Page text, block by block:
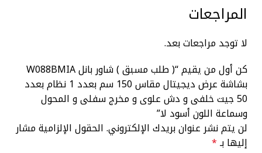
المراجعات
لا توجد مراجعات بعد.
كن أول من يقيم “( طلب مسبق ) شاور بانل W088BMIA
بشاشة عرض ديجيتال مقاس 150 سم بعدد 1 نظام بعدد
50 جيت خلفى و دش علوى و مخرج سفلى و المحول
وسماعة اللون أسود لا”
لن يتم نشر عنوان بريدك الإلكتروني.الحقول الإلزامية مشار
إليها بـ*